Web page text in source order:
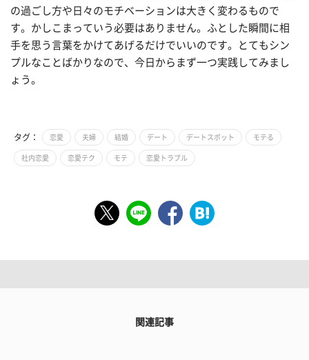
の過ごし方や日々のモチベーションは大きく変わるもので
す。かしこまっていう必要はありません。ふとした瞬間に相
手を思う言葉をかけてあげるだけでいいのです。とてもシン
プルなことばかりなので、今日からまず一つ実践してみまし
ょう。
タグ： 恋愛 夫婦 結婚 デート デートスポット モテる
社内恋愛 恋愛テク モテ 恋愛トラブル
関連記事